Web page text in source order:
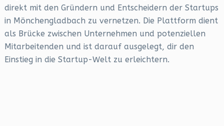
direkt mit den Gründern und Entscheidern der Startups
in Mönchengladbach zu vernetzen. Die Plattform dient
als Brücke zwischen Unternehmen und potenziellen
Mitarbeitenden und ist darauf ausgelegt, dir den
Einstieg in die Startup-Welt zu erleichtern.